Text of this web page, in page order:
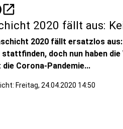
open_in_new
2020 fällt aus:
2020 fällt ersatzlos
stattfinden, doch nun haben
die Corona-Pandemie...
Freitag, 24.04.2020 14:50